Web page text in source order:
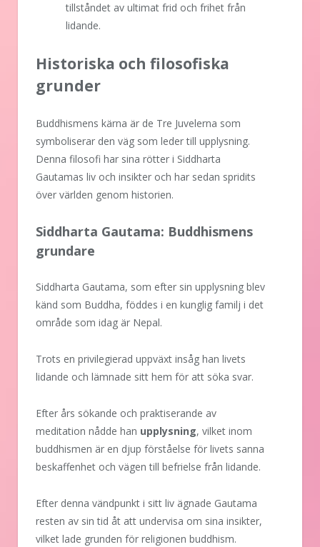
tillståndet av ultimat frid och frihet från
lidande.
Historiska och filosofiska
grunder
Buddhismens kärna är de Tre Juvelerna som
symboliserar den väg som leder till upplysning.
Denna filosofi har sina rötter i Siddharta
Gautamas liv och insikter och har sedan spridits
över världen genom historien.
Siddharta Gautama: Buddhismens
grundare
Siddharta Gautama, som efter sin upplysning blev
känd som Buddha, föddes i en kunglig familj i det
område som idag är Nepal.
Trots en privilegierad uppväxt insåg han livets
lidande och lämnade sitt hem för att söka svar.
Efter års sökande och praktiserande av
meditation nådde han upplysning, vilket inom
buddhismen är en djup förståelse för livets sanna
beskaffenhet och vägen till befrielse från lidande.
Efter denna vändpunkt i sitt liv ägnade Gautama
resten av sin tid åt att undervisa om sina insikter,
vilket lade grunden för religionen buddhism.